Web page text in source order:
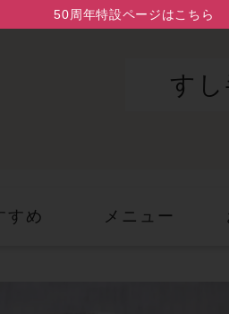
50周年特設ページはこちら
す
すめ メニュー